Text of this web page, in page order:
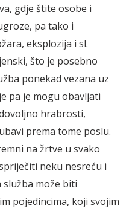
gdje štite osobe i
pa tako i
eksplozija i sl.
što je posebno
ponekad vezana uz
pa je mogu obavljati
hrabrosti,
prema tome poslu.
na žrtve u svako
neku nesreću i
može biti
pojedincima, koji svojim